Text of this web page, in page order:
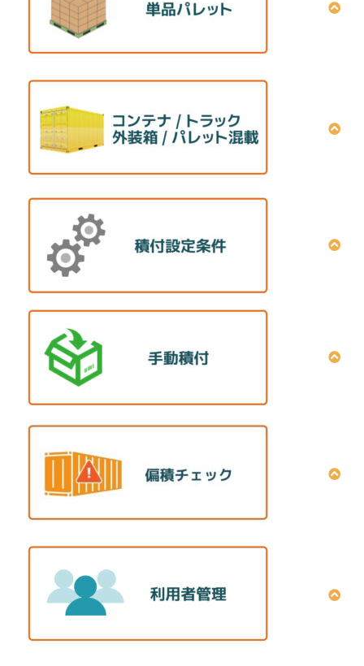
積付プラン作成（画面入力）設定方法
積付プラン作成（データアップロード）設定方法
シミュレーション結果の共有方法
単品満載計算の操作方法
最適化設定条件の説明
貨物の回転可否の設定方法
積荷色の設定方法
荷姿強度の設定方法
オーダーNoの設定方法
泣別れ不可の設定方法
内寸指定の設定方法
前後区分（積順）の設定方法
手積みプログラムの構成
3D表示画面
手動配置画面
積付図出力画面
Excelクロス集計結果出力機能
データ取り込み〜自動計算
手動積付 動画解説